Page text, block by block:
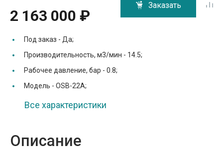
2 163 000 ₽
Заказать
Под заказ - Да;
Производительность, м3/мин - 14.5;
Рабочее давление, бар - 0.8;
Модель - OSB-22A;
Все характеристики
Описание